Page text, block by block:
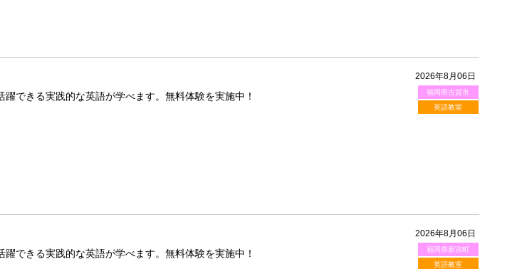
2026年8月06日
福岡県古賀市
英語教室
できる実践的な英語が学べます。無料体験を実施中！
2026年8月06日
福岡県新宮町
英語教室
できる実践的な英語が学べます。無料体験を実施中！